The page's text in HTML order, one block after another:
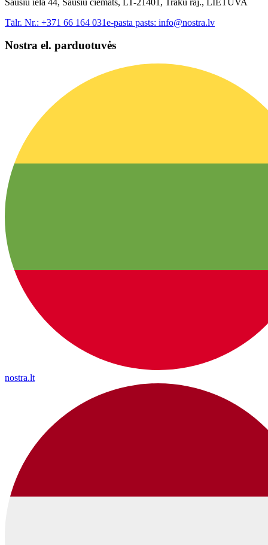
Tālr. Nr.: +371 66 164 031e-pasta pasts: info@nostra.lv
Nostra el. parduotuvės
nostra.lt